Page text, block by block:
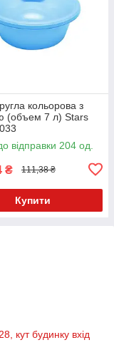
кольорова з
(объем 7 л) Stars
відправки 204 од.
₴ 111,38 ₴
Купити
кут будинку вхід